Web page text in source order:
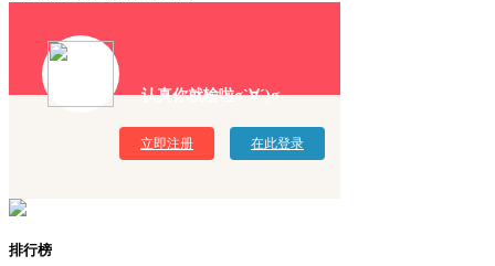
认真你就输啦σ`∀´)σ
立即注册 在此登录
排行榜